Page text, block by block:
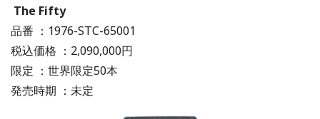
The Fifty
品番 ：1976-STC-65001
税込価格 ：2,090,000円
限定 ：世界限定50本
発売時期 ：未定